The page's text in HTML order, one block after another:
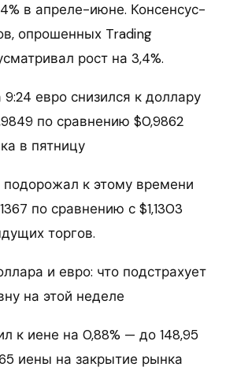
в апреле-июне. Консенсус-
опрошенных Trading
рост на 3,4%.
евро снизился к доллару
по сравнению $0,9862
в пятницу
подорожал к этому времени
по сравнению с $1,1303
торгов.
и евро: что подстрахует
на этой неделе
к иене на 0,88% — до 148,95
иены на закрытие рынка